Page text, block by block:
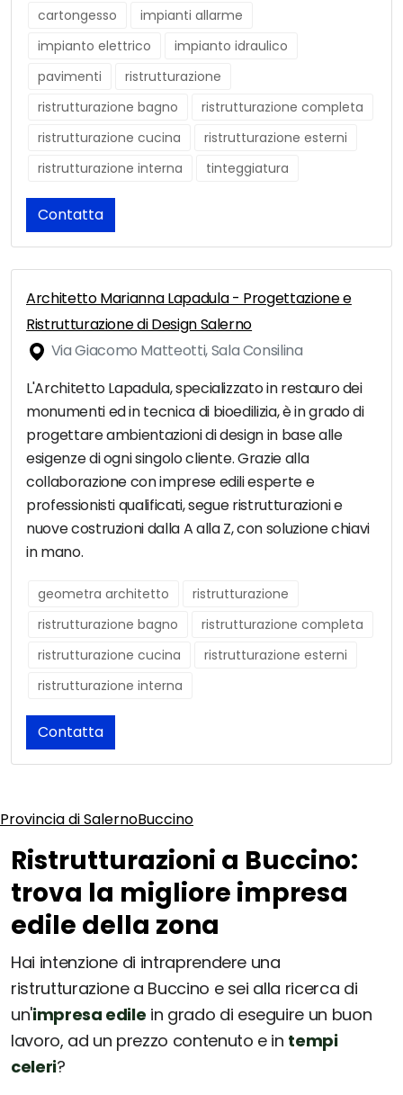
cartongesso
impianti allarme
impianto elettrico
impianto idraulico
pavimenti
ristrutturazione
ristrutturazione bagno
ristrutturazione completa
ristrutturazione cucina
ristrutturazione esterni
ristrutturazione interna
tinteggiatura
Contatta
Architetto Marianna Lapadula - Progettazione e
Ristrutturazione di Design Salerno
Via Giacomo Matteotti, Sala Consilina
L'Architetto Lapadula, specializzato in restauro dei
monumenti ed in tecnica di bioedilizia, è in grado di
progettare ambientazioni di design in base alle
esigenze di ogni singolo cliente. Grazie alla
collaborazione con imprese edili esperte e
professionisti qualificati, segue ristrutturazioni e
nuove costruzioni dalla A alla Z, con soluzione chiavi
in mano.
geometra architetto
ristrutturazione
ristrutturazione bagno
ristrutturazione completa
ristrutturazione cucina
ristrutturazione esterni
ristrutturazione interna
Contatta
Provincia di SalernoBuccino
Ristrutturazioni a Buccino:
trova la migliore impresa
edile della zona
Hai intenzione di intraprendere una
ristrutturazione a Buccino e sei alla ricerca di
un'impresa edile in grado di eseguire un buon
lavoro, ad un prezzo contenuto e in tempi
celeri?